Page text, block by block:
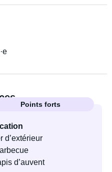
Points forts
d’extérieur
d’auvent